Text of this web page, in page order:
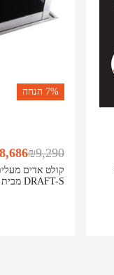
7% הנחה
DRAFT-S מבית ליבנט
₪9,290